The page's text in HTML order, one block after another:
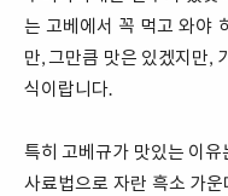
는 고베에서 꼭 먹고 와야
만, 그만큼 맛은 있겠지만,
식이랍니다.
특히 고베규가 맛있는 이유
사료법으로 자란 흑소 가